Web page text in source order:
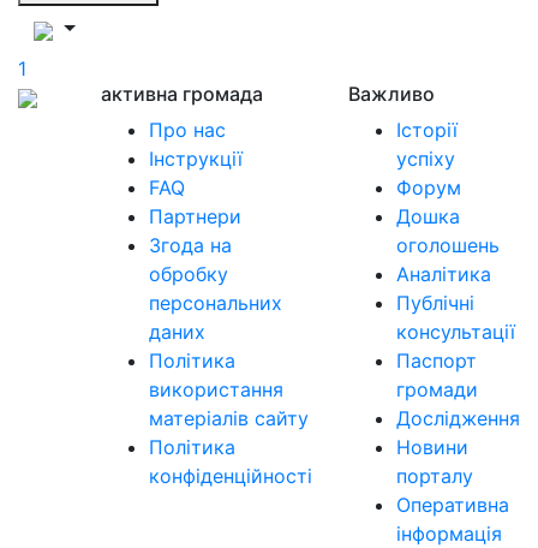
1
активна громада
Про нас
Інструкції
FAQ
Партнери
Згода на
обробку
персональних
даних
Політика
використання
матеріалів сайту
Політика
конфіденційності
Важливо
Історії
успіху
Форум
Дошка
оголошень
Аналітика
Публічні
консультації
Паспорт
громади
Дослідження
Новини
порталу
Оперативна
інформація